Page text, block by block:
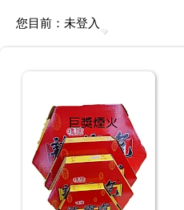
您目前： 未登入